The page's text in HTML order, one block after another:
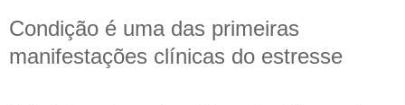
Condição é uma das primeiras
manifestações clínicas do estresse